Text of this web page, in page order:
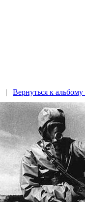
| Вернуться к